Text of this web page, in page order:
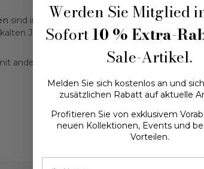
sind in verschiedenen Farben und Stilen
Jahreszeit, während Herrenmützen eine
anderen Angelico-Accessoires oder mit
Werden Sie Mitglied
Sofort10 % Extra-
Sale-Artikel.
Melden Sie sich kostenlos an und
zusätzlichen Rabatt auf aktuelle
Profitieren Sie von exklusivem
neuen Kollektionen, Events und
Vorteilen.